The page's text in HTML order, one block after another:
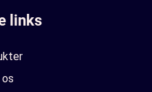
links
os